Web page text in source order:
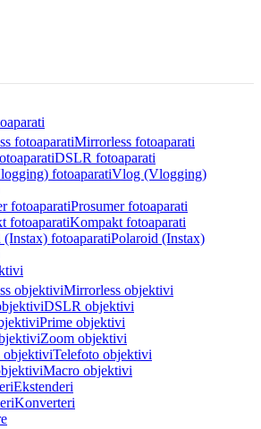
Mirrorless fotoaparati
DSLR fotoaparati
Vlog (Vlogging)
Prosumer fotoaparati
Kompakt fotoaparati
Polaroid (Instax)
Mirrorless objektivi
DSLR objektivi
Prime objektivi
Zoom objektivi
Telefoto objektivi
Macro objektivi
Ekstenderi
Konverteri